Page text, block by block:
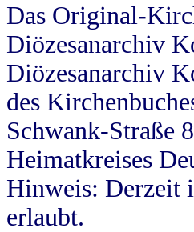
Das Original-
Diözesanarchiv
Diözesanarchiv
des
Schwank-Straße
Heimatkreises
Hinweis: Derzeit
erlaubt.